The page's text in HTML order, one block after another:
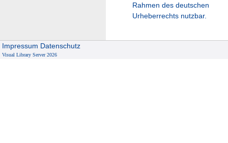
Rahmen des deutschen
Urheberrechts nutzbar.
Impressum Datenschutz
Visual Library Server 2026